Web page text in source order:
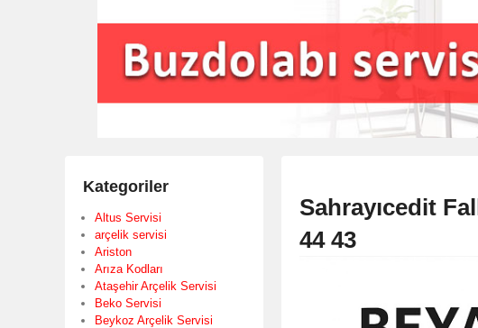
Sahrayıcedit
44 43
Kategoriler
Altus Servisi
arçelik servisi
Ariston
Arıza Kodları
Ataşehir Arçelik Servisi
Beko Servisi
Beykoz Arçelik Servisi